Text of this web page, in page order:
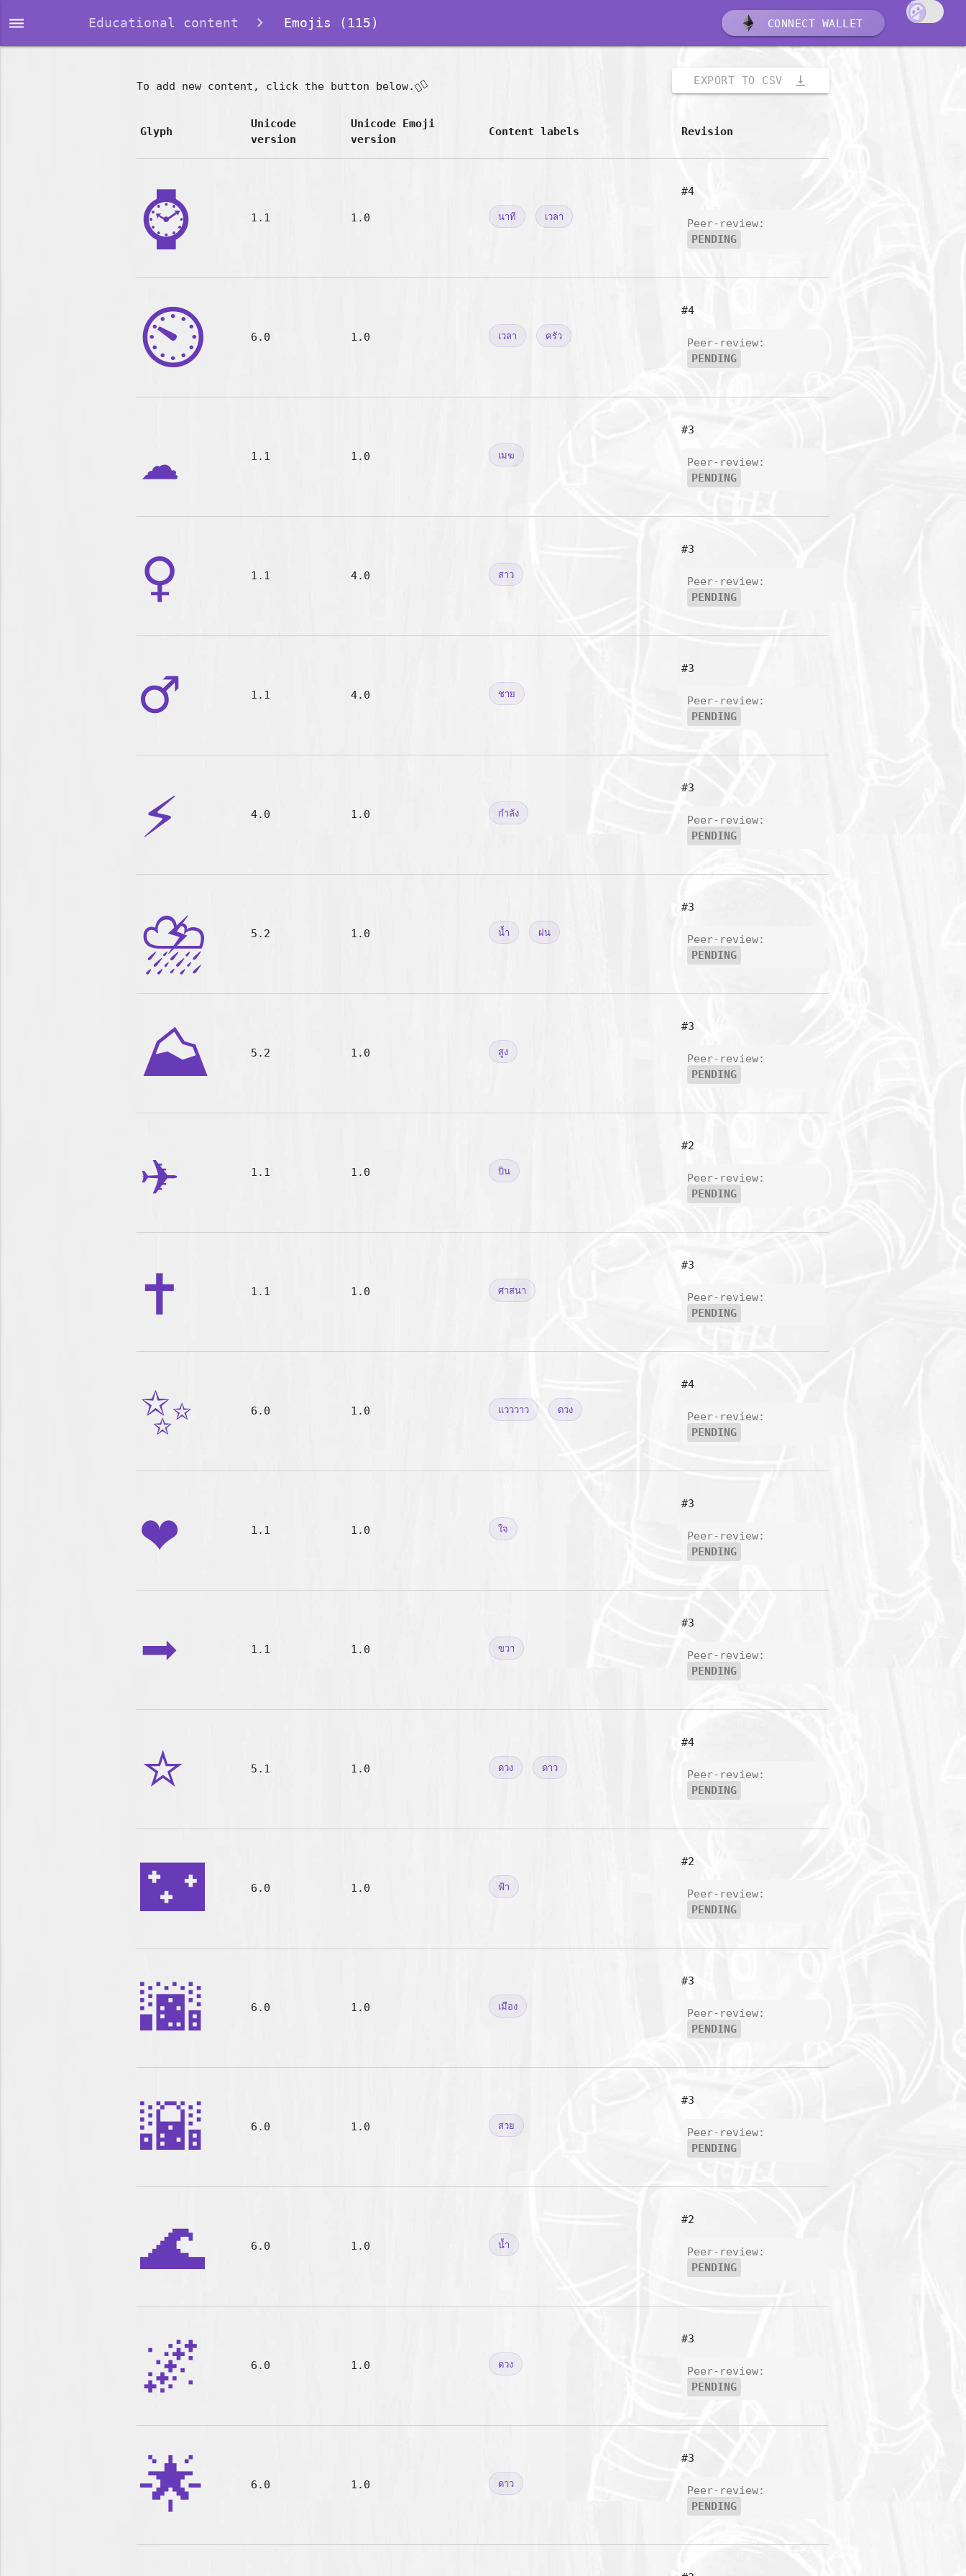
dehaze Educational content Emojis (115) CONNECT WALLET
EXPORT TO CSV vertical_align_bottom
To add new content, click the button below.👇🏽
Glyph
Unicode
version
Unicode Emoji
version
Content labels Revision
⌚ 1.1 1.0 นาที เวลา
#4
Peer-review:
PENDING
⏲️ 6.0 1.0 เวลา ครัว
#4
Peer-review:
PENDING
☁️ 1.1 1.0 เมฆ
#3
Peer-review:
PENDING
♀️ 1.1 4.0 สาว
#3
Peer-review:
PENDING
♂️ 1.1 4.0 ชาย
#3
Peer-review:
PENDING
⚡ 4.0 1.0 กำลัง
#3
Peer-review:
PENDING
⛈️ 5.2 1.0 น้ำ ฝน
#3
Peer-review:
PENDING
⛰️ 5.2 1.0 สูง
#3
Peer-review:
PENDING
✈️ 1.1 1.0 บิน
#2
Peer-review:
PENDING
✝️ 1.1 1.0 ศาสนา
#3
Peer-review:
PENDING
✨ 6.0 1.0 แวววาว ดวง
#4
Peer-review:
PENDING
❤️ 1.1 1.0 ใจ
#3
Peer-review:
PENDING
➡️ 1.1 1.0 ขวา
#3
Peer-review:
PENDING
⭐ 5.1 1.0 ดวง ดาว
#4
Peer-review:
PENDING
🌃 6.0 1.0 ฟ้า
#2
Peer-review:
PENDING
🌆 6.0 1.0 เมือง
#3
Peer-review:
PENDING
🌇 6.0 1.0 สวย
#3
Peer-review:
PENDING
🌊 6.0 1.0 น้ำ
#2
Peer-review:
PENDING
🌌 6.0 1.0 ดวง
#3
Peer-review:
PENDING
🌟 6.0 1.0 ดาว
#3
Peer-review:
PENDING